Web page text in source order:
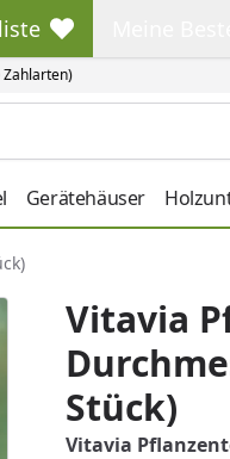
Zahlarten)
Gerätehäuser
Vitavia
Stück)
Vitavia